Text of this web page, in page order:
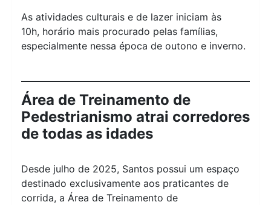
As atividades culturais e de lazer iniciam às
10h, horário mais procurado pelas famílias,
especialmente nessa época de outono e inverno.
Área de Treinamento de
Pedestrianismo atrai corredores
de todas as idades
Desde julho de 2025, Santos possui um espaço
destinado exclusivamente aos praticantes de
corrida, a Área de Treinamento de